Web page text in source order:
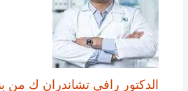
الدكتور رافي تشاندران ك من